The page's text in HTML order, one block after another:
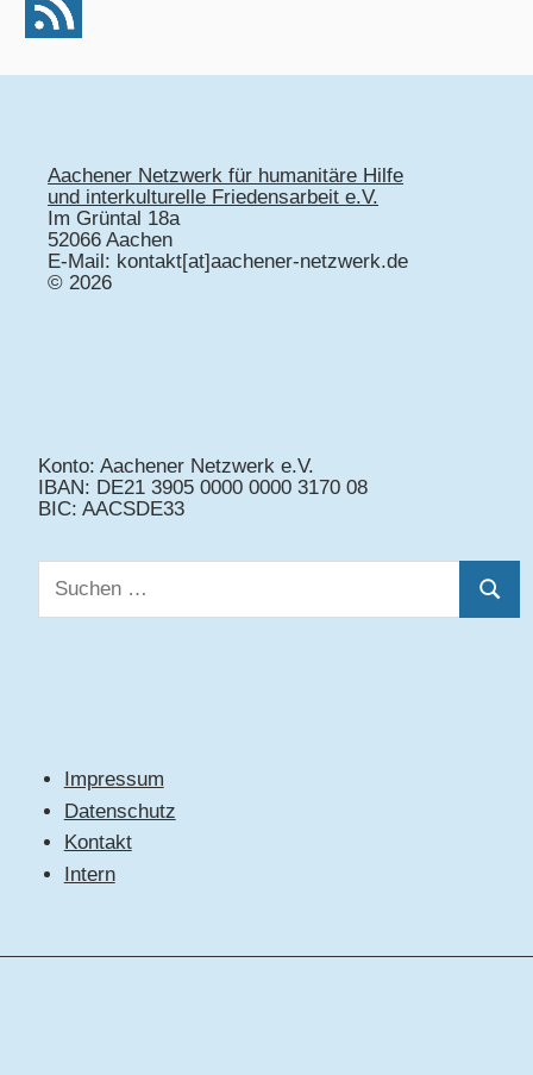
Aachener Netzwerk für humanitäre Hilfe
und interkulturelle Friedensarbeit e.V.
Im Grüntal 18a
52066 Aachen
E-Mail: kontakt[at]aachener-netzwerk.de
© 2026
Konto: Aachener Netzwerk e.V.
IBAN: DE21 3905 0000 0000 3170 08
BIC: AACSDE33
Suchen
nach:
Impressum
Datenschutz
Kontakt
Intern